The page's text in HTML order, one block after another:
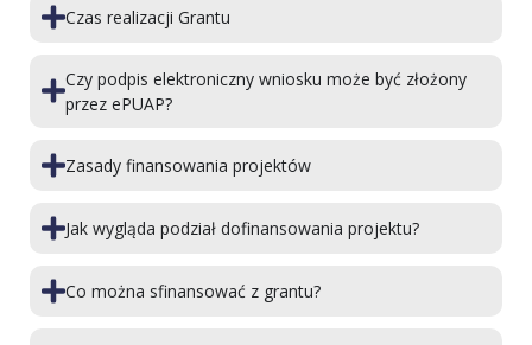
Czas realizacji Grantu
Czy podpis elektroniczny wniosku może być złożony
przez ePUAP?
Zasady finansowania projektów
Jak wygląda podział dofinansowania projektu?
Co można sfinansować z grantu?